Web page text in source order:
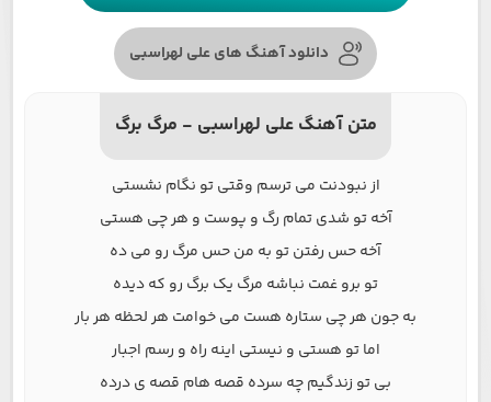
دانلود آهنگ های علی لهراسبی
متن آهنگ علی لهراسبی - مرگ برگ
از نبودنت می ترسم وقتی تو نگام نشستی
آخه تو شدی تمام رگ و پوست و هر چی هستی
آخه حس رفتن تو به من حس مرگ رو می ده
تو برو غمت نباشه مرگ یک برگ رو که دیده
به جون هر چی ستاره هست می خوامت هر لحظه هر بار
اما تو هستی و نیستی اینه راه و رسم اجبار
بی تو زندگیم چه سرده قصه هام قصه ی درده